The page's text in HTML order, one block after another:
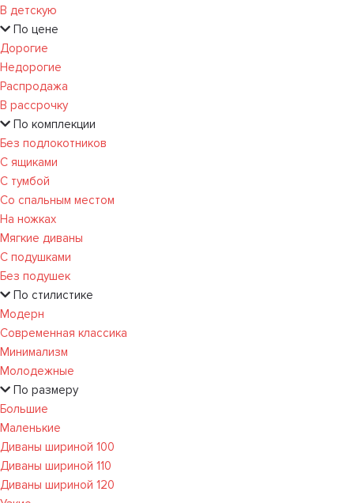
В детскую
По цене
Дорогие
Недорогие
Распродажа
В рассрочку
По комплекции
Без подлокотников
С ящиками
С тумбой
Со спальным местом
На ножках
Мягкие диваны
С подушками
Без подушек
По стилистике
Модерн
Современная классика
Минимализм
Молодежные
По размеру
Большие
Маленькие
Диваны шириной 100
Диваны шириной 110
Диваны шириной 120